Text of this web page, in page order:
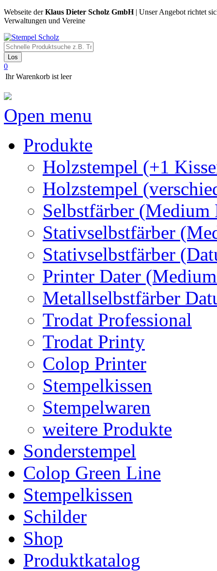
Webseite derKlaus Dieter Scholz GmbH| Unser Angebot richtet
Verwaltungen und Vereine
Los
0
Ihr Warenkorb ist leer
Open menu
Produkte
Holzstempel (+1
Holzstempel
Selbstfärber (Medium
Stativselbstfärber
Stativselbstfärber
Printer Dater
Metallselbstfärber
Trodat Professional
Trodat Printy
Colop Printer
Stempelkissen
Stempelwaren
weitere Produkte
Sonderstempel
Colop Green Line
Stempelkissen
Schilder
Shop
Produktkatalog